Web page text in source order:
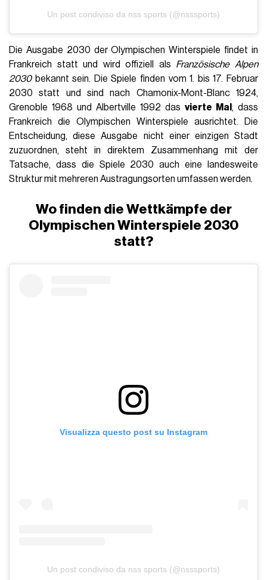
Un post condiviso da nss sports (@nsssports)
Die Ausgabe 2030 der Olympischen Winterspiele findet in
Frankreich statt und wird offiziell als Französische Alpen
2030bekannt sein. Die Spiele finden vom 1. bis 17. Februar
2030 statt und sind nach Chamonix-Mont-Blanc 1924,
Grenoble 1968 und Albertville 1992 das vierte Mal , dass
Frankreich die Olympischen Winterspiele ausrichtet. Die
Entscheidung, diese Ausgabe nicht einer einzigen Stadt
zuzuordnen, steht in direktem Zusammenhang mit der
Tatsache, dass die Spiele 2030 auch eine landesweite
Struktur mit mehreren Austragungsorten umfassen werden.
Wo finden die Wettkämpfe der
Olympischen Winterspiele 2030
statt?
Visualizza questo post su Instagram
Un post condiviso da nss sports (@nsssports)